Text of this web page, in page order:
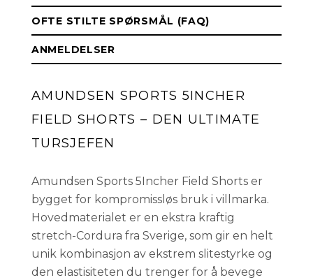
OFTE STILTE SPØRSMÅL (FAQ)
ANMELDELSER
AMUNDSEN SPORTS 5INCHER
FIELD SHORTS – DEN ULTIMATE
TURSJEFEN
Amundsen Sports 5Incher Field Shorts er
bygget for kompromissløs bruk i villmarka.
Hovedmaterialet er en ekstra kraftig
stretch-Cordura fra Sverige, som gir en helt
unik kombinasjon av ekstrem slitestyrke og
den elastisiteten du trenger for å bevege